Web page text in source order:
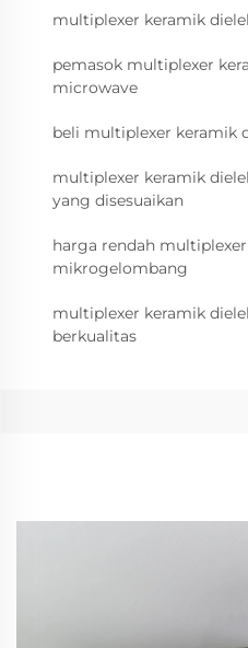
multiplexer keramik
pemasok multiplexer
microwave
beli multiplexer keramik
multiplexer keramik
yang disesuaikan
harga rendah
mikrogelombang
multiplexer keramik
berkualitas